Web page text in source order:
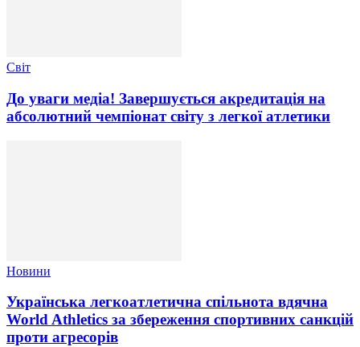
Світ
До уваги медіа! Завершується акредитація на
абсолютний чемпіонат світу з легкої атлетики
Новини
Українська легкоатлетична спільнота вдячна
World Athletics за збереження спортивних санкцій
проти агресорів